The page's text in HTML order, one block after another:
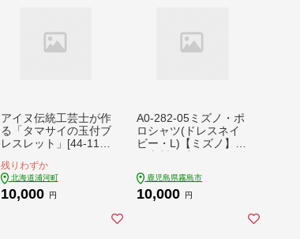
アイヌ伝統工芸士が作
る「タマサイの玉付ブ
レスレット」[44-118
残りわずか
北海道浦河町
10,000 円
A0-282-05ミズノ・ポ
ロシャツ(ドレスネイ
ビー・L)【ミズノ】
ルフ ウエア ウェア 吸
汗速乾 ポロシャツ ラ
鹿児島県霧島市
10,000 円